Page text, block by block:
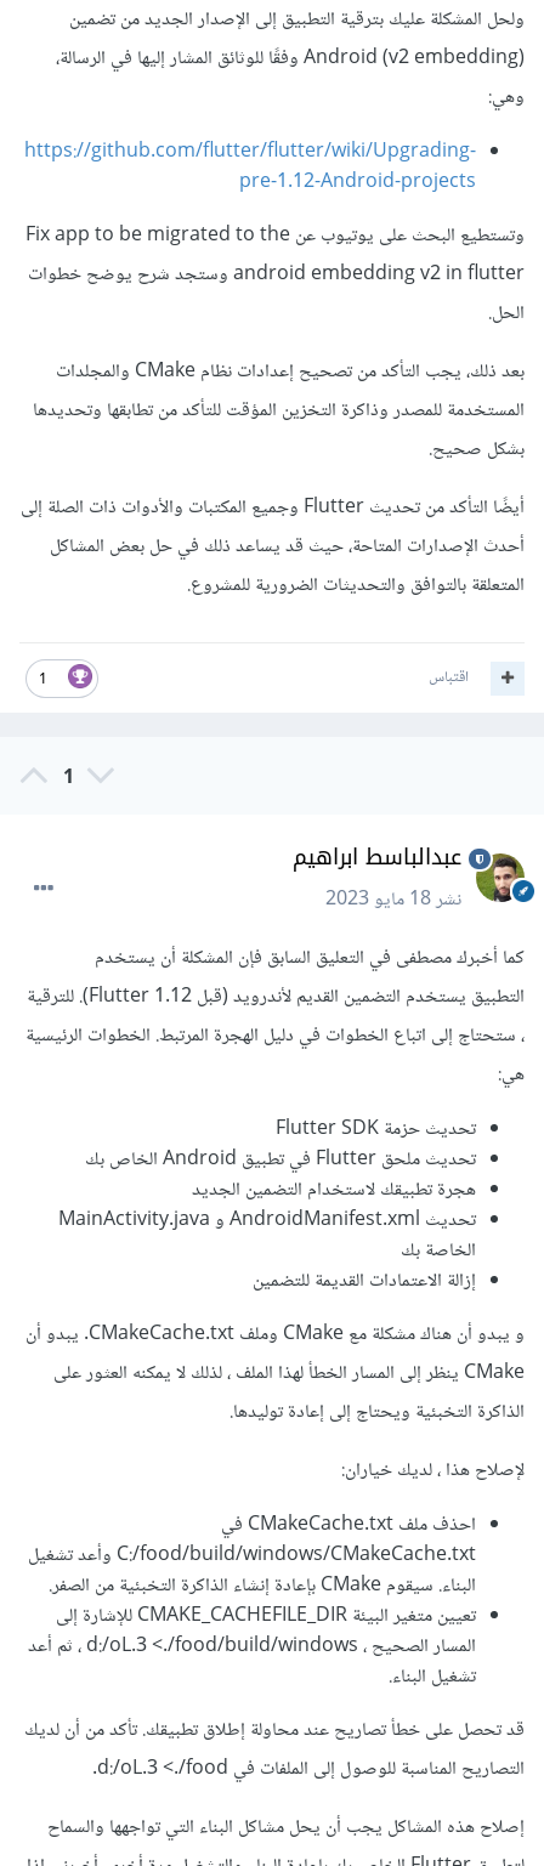
ولحل المشكلة عليك بترقية التطبيق إلى الإصدار الجديد من تضمين
Android (v2 embedding) وفقًا للوثائق المشار إليها في الرسالة،
وهي:
https://github.com/flutter/flutter/wiki/Upgrading-
pre-1.12-Android-projects
وتستطيع البحث على يوتيوب عن Fix app to be migrated to the
android embedding v2 in flutter وستجد شرح يوضح خطوات
الحل.
بعد ذلك، يجب التأكد من تصحيح إعدادات نظام CMake والمجلدات
المستخدمة للمصدر وذاكرة التخزين المؤقت للتأكد من تطابقها وتحديدها
بشكل صحيح.
أيضًا التأكد من تحديث Flutter وجميع المكتبات والأدوات ذات الصلة إلى
أحدث الإصدارات المتاحة، حيث قد يساعد ذلك في حل بعض المشاكل
المتعلقة بالتوافق والتحديثات الضرورية للمشروع.
1 اقتباس
1
عبدالباسط ابراهيم
نشر18 مايو 2023
كما أخبرك مصطفى في التعليق السابق فإن المشكلة أن يستخدم
التطبيق يستخدم التضمين القديم لأندرويد (قبل Flutter 1.12). للترقية
، ستحتاج إلى اتباع الخطوات في دليل الهجرة المرتبط. الخطوات الرئيسية
هي:
تحديث حزمة Flutter SDK
تحديث ملحق Flutter في تطبيق Android الخاص بك
هجرة تطبيقك لاستخدام التضمين الجديد
تحديث AndroidManifest.xml و MainActivity.java
الخاصة بك
إزالة الاعتمادات القديمة للتضمين
و يبدو أن هناك مشكلة مع CMake وملف CMakeCache.txt. يبدو أن
CMake ينظر إلى المسار الخطأ لهذا الملف ، لذلك لا يمكنه العثور على
الذاكرة التخبئية ويحتاج إلى إعادة توليدها.
لإصلاح هذا ، لديك خياران:
احذف ملف CMakeCache.txt في
C:/food/build/windows/CMakeCache.txt وأعد تشغيل
البناء. سيقوم CMake بإعادة إنشاء الذاكرة التخبئية من الصفر.
تعيين متغير البيئة CMAKE_CACHEFILE_DIR للإشارة إلى
المسار الصحيح ، d:/oL.3 <./food/build/windows ، ثم أعد
تشغيل البناء.
قد تحصل على خطأ تصاريح عند محاولة إطلاق تطبيقك. تأكد من أن لديك
التصاريح المناسبة للوصول إلى الملفات في d:/oL.3 <./food.
إصلاح هذه المشاكل يجب أن يحل مشاكل البناء التي تواجهها والسماح